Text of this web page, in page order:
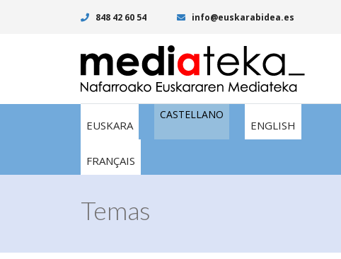
848 42 60 54 info@euskarabidea.es
EUSKARA
CASTELLANO
ENGLISH
FRANÇAIS
Temas